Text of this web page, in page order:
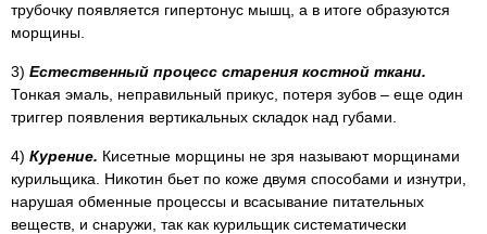
трубочку появляется гипертонус мышц, а в итоге образуются
морщины.
3) Естественный процесс старения костной ткани.
Тонкая эмаль, неправильный прикус, потеря зубов – еще один
триггер появления вертикальных складок над губами.
4) Курение. Кисетные морщины не зря называют морщинами
курильщика. Никотин бьет по коже двумя способами и изнутри,
нарушая обменные процессы и всасывание питательных
веществ, и снаружи, так как курильщик систематически